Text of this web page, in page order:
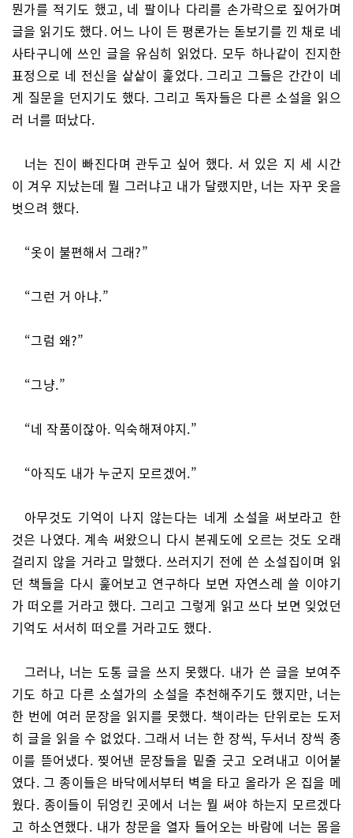
뭔가를 적기도 했고, 네 팔이나 다리를 손가락으로 짚어가며
글을 읽기도 했다. 어느 나이 든 평론가는 돋보기를 낀 채로 네
사타구니에 쓰인 글을 유심히 읽었다. 모두 하나같이 진지한
표정으로 네 전신을 샅샅이 훑었다. 그리고 그들은 간간이 네
게 질문을 던지기도 했다. 그리고 독자들은 다른 소설을 읽으
러 너를 떠났다.
너는 진이 빠진다며 관두고 싶어 했다. 서 있은 지 세 시간
이 겨우 지났는데 뭘 그러냐고 내가 달랬지만, 너는 자꾸 옷을
벗으려 했다.
“옷이 불편해서 그래?”
“그런 거 아냐.”
“그럼 왜?”
“그냥.”
“네 작품이잖아. 익숙해져야지.”
“아직도 내가 누군지 모르겠어.”
아무것도 기억이 나지 않는다는 네게 소설을 써보라고 한
것은 나였다. 계속 써왔으니 다시 본궤도에 오르는 것도 오래
걸리지 않을 거라고 말했다. 쓰러지기 전에 쓴 소설집이며 읽
던 책들을 다시 훑어보고 연구하다 보면 자연스레 쓸 이야기
가 떠오를 거라고 했다. 그리고 그렇게 읽고 쓰다 보면 잊었던
기억도 서서히 떠오를 거라고도 했다.
그러나, 너는 도통 글을 쓰지 못했다. 내가 쓴 글을 보여주
기도 하고 다른 소설가의 소설을 추천해주기도 했지만, 너는
한 번에 여러 문장을 읽지를 못했다. 책이라는 단위로는 도저
히 글을 읽을 수 없었다. 그래서 너는 한 장씩, 두서너 장씩 종
이를 뜯어냈다. 찢어낸 문장들을 밑줄 긋고 오려내고 이어붙
였다. 그 종이들은 바닥에서부터 벽을 타고 올라가 온 집을 메
웠다. 종이들이 뒤엉킨 곳에서 너는 뭘 써야 하는지 모르겠다
고 하소연했다. 내가 창문을 열자 들어오는 바람에 너는 몸을